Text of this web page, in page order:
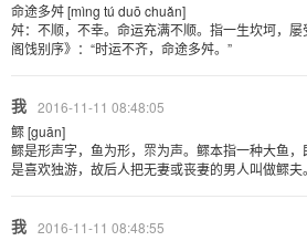
命途多舛 [mìng tú duō chuǎn]
舛：不顺，不幸。命运充满不顺。指一生坎坷，屡
阁饯别序》：“时运不齐，命途多舛。”
我 2016-11-11 08:48:05
鳏 [guān]
鳏是形声字，鱼为形，眔为声。鳏本指一种大鱼
是喜欢独游，故后人把无妻或丧妻的男人叫做鳏夫。
我 2016-11-11 08:48:55